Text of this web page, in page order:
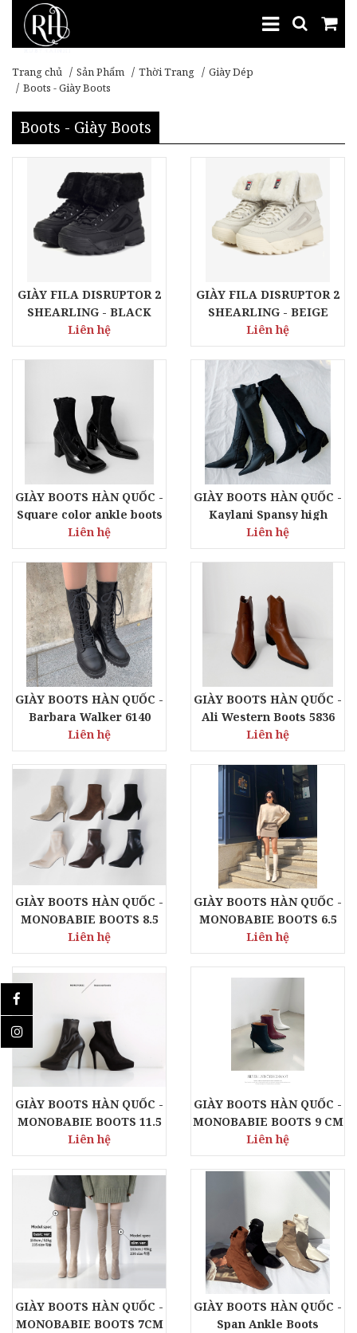
Trang chủ Sản Phẩm Thời Trang
Giày Dép
Boots - Giày Boots
Boots - Giày Boots
GIÀY FILA DISRUPTOR 2
SHEARLING - BLACK
Liên hệ
GIÀY FILA DISRUPTOR 2
SHEARLING - BEIGE
Liên hệ
GIÀY BOOTS HÀN QUỐC -
Square color ankle boots
5835
Liên hệ
GIÀY BOOTS HÀN QUỐC -
Kaylani Spansy high
boots 6157
Liên hệ
GIÀY BOOTS HÀN QUỐC -
Barbara Walker 6140
Liên hệ
GIÀY BOOTS HÀN QUỐC -
Ali Western Boots 5836
Liên hệ
GIÀY BOOTS HÀN QUỐC -
MONOBABIE BOOTS 8.5
CM - MB0079
Liên hệ
GIÀY BOOTS HÀN QUỐC -
MONOBABIE BOOTS 6.5
CM - RB3672
Liên hệ
GIÀY BOOTS HÀN QUỐC -
MONOBABIE BOOTS 11.5
CM - RB2726
Liên hệ
GIÀY BOOTS HÀN QUỐC -
MONOBABIE BOOTS 9 CM
- RB3698
Liên hệ
GIÀY BOOTS HÀN QUỐC -
MONOBABIE BOOTS 7CM
GIÀY BOOTS HÀN QUỐC -
Span Ankle Boots